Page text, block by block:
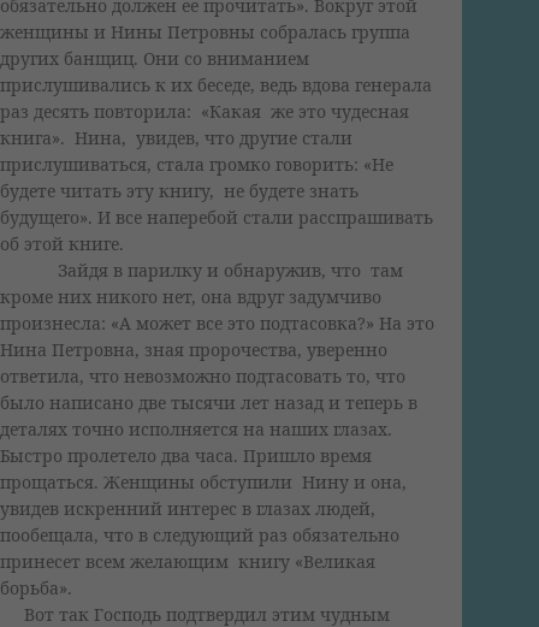
обязательно должен ее прочитать». Вокруг этой
женщины и Нины Петровны собралась группа
других банщиц. Они со вниманием
прислушивались к их беседе, ведь вдова генерала
раз десять повторила: «Какая же это чудесная
книга». Нина, увидев, что другие стали
прислушиваться, стала громко говорить: «Не
будете читать эту книгу, не будете знать
будущего». И все наперебой стали расспрашивать
об этой книге.
Зайдя в парилку и обнаружив, что там
кроме них никого нет, она вдруг задумчиво
произнесла: «А может все это подтасовка?» На это
Нина Петровна, зная пророчества, уверенно
ответила, что невозможно подтасовать то, что
было написано две тысячи лет назад и теперь в
деталях точно исполняется на наших глазах.
Быстро пролетело два часа. Пришло время
прощаться. Женщины обступили Нину и она,
увидев искренний интерес в глазах людей,
пообещала, что в следующий раз обязательно
принесет всем желающим книгу «Великая
борьба».
Вот так Господь подтвердил этим чудным